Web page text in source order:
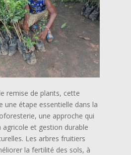
remise de plants, cette
une étape essentielle dans la
une approche qui
et gestion durable
Les arbres fruitiers
la fertilité des sols, à